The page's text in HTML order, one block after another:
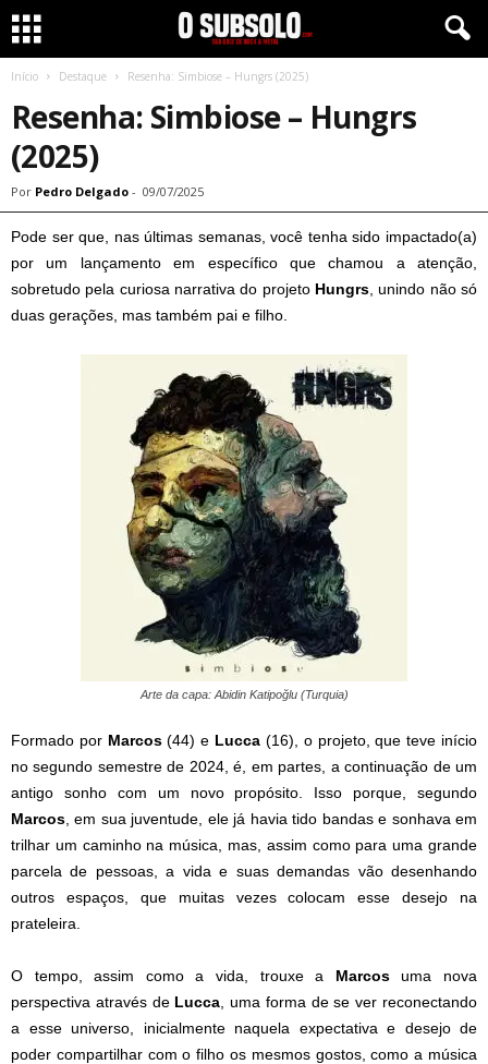
Início Destaque Resenha: Simbiose – Hungrs (2025)
Resenha: Simbiose – Hungrs
(2025)
Por Pedro Delgado - 09/07/2025
Pode ser que, nas últimas semanas, você tenha sido impactado(a)
por um lançamento em específico que chamou a atenção,
sobretudo pela curiosa narrativa do projeto Hungrs , unindo não só
duas gerações, mas também pai e filho.
Arte da capa: Abidin Katipoğlu (Turquia)
Formado por Marcos(44) e Lucca (16), o projeto, que teve início
no segundo semestre de 2024, é, em partes, a continuação de um
antigo sonho com um novo propósito. Isso porque, segundo
Marcos , em sua juventude, ele já havia tido bandas e sonhava em
trilhar um caminho na música, mas, assim como para uma grande
parcela de pessoas, a vida e suas demandas vão desenhando
outros espaços, que muitas vezes colocam esse desejo na
prateleira.
O tempo, assim como a vida, trouxe a Marcosuma nova
perspectiva através de Lucca , uma forma de se ver reconectando
a esse universo, inicialmente naquela expectativa e desejo de
poder compartilhar com o filho os mesmos gostos, como a música